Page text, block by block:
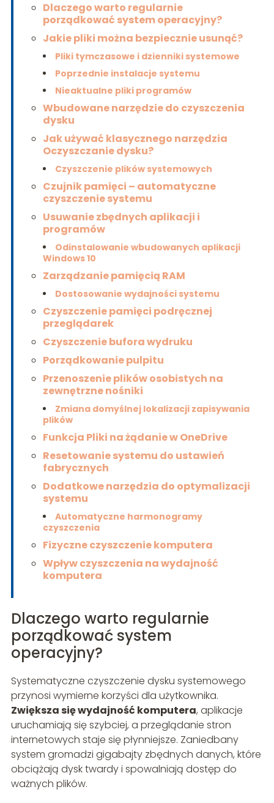
Dlaczego warto regularnie
porządkować system operacyjny?
Jakie pliki można bezpiecznie usunąć?
Pliki tymczasowe i dzienniki systemowe
Poprzednie instalacje systemu
Nieaktualne pliki programów
Wbudowane narzędzie do czyszczenia
dysku
Jak używać klasycznego narzędzia
Oczyszczanie dysku?
Czyszczenie plików systemowych
Czujnik pamięci – automatyczne
czyszczenie systemu
Usuwanie zbędnych aplikacji i
programów
Odinstalowanie wbudowanych aplikacji
Windows 10
Zarządzanie pamięcią RAM
Dostosowanie wydajności systemu
Czyszczenie pamięci podręcznej
przeglądarek
Czyszczenie bufora wydruku
Porządkowanie pulpitu
Przenoszenie plików osobistych na
zewnętrzne nośniki
Zmiana domyślnej lokalizacji zapisywania
plików
Funkcja Pliki na żądanie w OneDrive
Resetowanie systemu do ustawień
fabrycznych
Dodatkowe narzędzia do optymalizacji
systemu
Automatyczne harmonogramy
czyszczenia
Fizyczne czyszczenie komputera
Wpływ czyszczenia na wydajność
komputera
Dlaczego warto regularnie
porządkować system
operacyjny?
Systematyczne czyszczenie dysku systemowego
przynosi wymierne korzyści dla użytkownika.
Zwiększa się wydajność komputera, aplikacje
uruchamiają się szybciej, a przeglądanie stron
internetowych staje się płynniejsze. Zaniedbany
system gromadzi gigabajty zbędnych danych, które
obciążają dysk twardy i spowalniają dostęp do
ważnych plików.